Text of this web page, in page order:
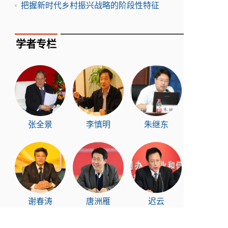
把握新时代乡村振兴战略的阶段性特征
学者专栏
张全景 李慎明 朱继东
谢春涛 唐洲雁 迟云